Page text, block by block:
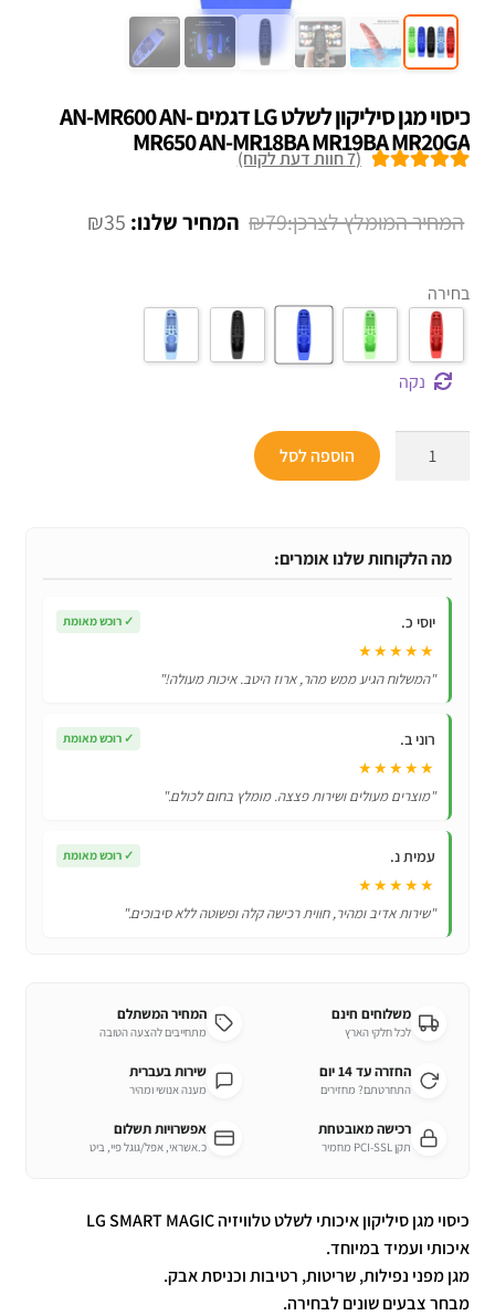
כיסוי מגן סיליקון לשלט LG דגמים AN-MR600 AN-
MR650 AN-MR18BA MR19BA MR20GA
(
7חוות דעת לקוח)
₪79
המחיר
₪79.
₪35 המחיר
בחירה
נקה
סיליקון
LG
MR600
AN-
MR650
MR18BA
MR19BA
MR20GA
הוספה לסל
מה הלקוחות שלנו אומרים:
יוסי כ. ✓ רוכש מאומת
★★★★★
"המשלוח הגיע ממש מהר, ארוז היטב. איכות מעולה!"
רוני ב. ✓ רוכש מאומת
★★★★★
"מוצרים מעולים ושירות פצצה. מומלץ בחום לכולם."
עמית נ. ✓ רוכש מאומת
★★★★★
"שירות אדיב ומהיר, חווית רכישה קלה ופשוטה ללא סיבוכים."
משלוחים חינם
לכל חלקי הארץ
המחיר המשתלם
מתחייבים להצעה הטובה
החזרה עד 14 יום
התחרטתם? מחזירים
שירות בעברית
מענה אנושי ומהיר
רכישה מאובטחת
תקן PCI-SSL מחמיר
אפשרויות תשלום
כ.אשראי, אפל/גוגל פיי, ביט
כיסוי מגן סיליקון איכותי לשלט טלוויזיה LG SMART MAGIC
איכותי ועמיד במיוחד.
מגן מפני נפילות, שריטות, רטיבות וכניסת אבק.
מבחר צבעים שונים לבחירה.